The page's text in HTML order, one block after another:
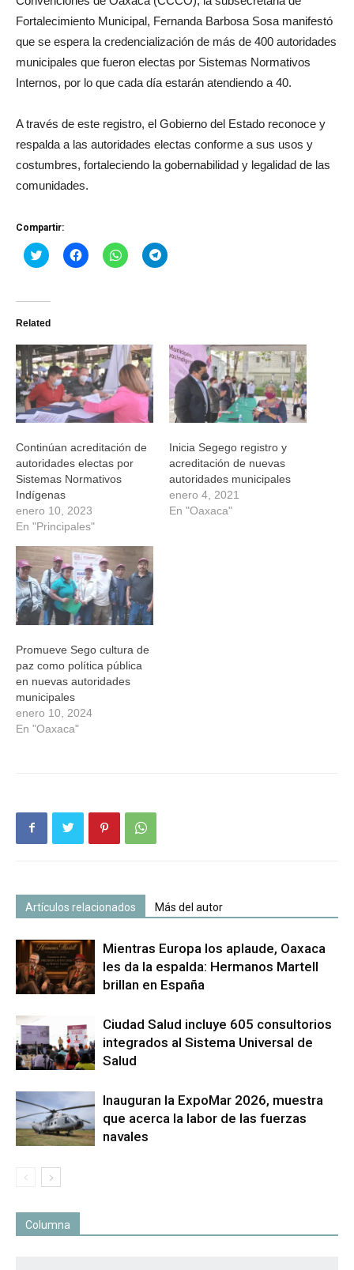
Fortalecimiento Municipal, Fernanda Barbosa Sosa manifestó
que se espera la credencialización de más de 400 autoridades
municipales que fueron electas por Sistemas Normativos
Internos, por lo que cada día estarán atendiendo a 40.
A través de este registro, el Gobierno del Estado reconoce y
respalda a las autoridades electas conforme a sus usos y
costumbres, fortaleciendo la gobernabilidad y legalidad de las
comunidades.
Compartir:
Haz
clic
Twitter
abre
una
ventana
nueva)
Haz
clic
una
ventana
nueva)
Haz
clic
una
ventana
nueva)
Haz
clic
una
ventana
nueva)
Related
Continúan acreditación de
autoridades electas por
Sistemas Normativos
Indígenas
enero 10, 2023
En "Principales"
Inicia Segego registro y
acreditación de nuevas
autoridades municipales
enero 4, 2021
En "Oaxaca"
Promueve Sego cultura de
paz como política pública
en nuevas autoridades
municipales
enero 10, 2024
En "Oaxaca"
Artículos relacionados Más del autor
Mientras Europa los aplaude, Oaxaca
les da la espalda: Hermanos Martell
brillan en España
Ciudad Salud incluye 605 consultorios
integrados al Sistema Universal de
Salud
Inauguran la ExpoMar 2026, muestra
que acerca la labor de las fuerzas
navales
Columna